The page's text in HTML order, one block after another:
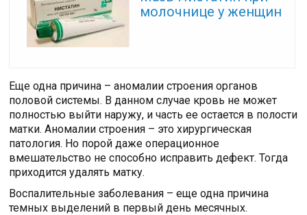
молочнице у женщин
Еще одна причина – аномалии строения органов
половой системы. В данном случае кровь не может
полностью выйти наружу, и часть ее остается в полости
матки. Аномалии строения – это хирургическая
патология. Но порой даже операционное
вмешательство не способно исправить дефект. Тогда
приходится удалять матку.
Воспалительные заболевания – еще одна причина
темных выделений в первый день месячных.